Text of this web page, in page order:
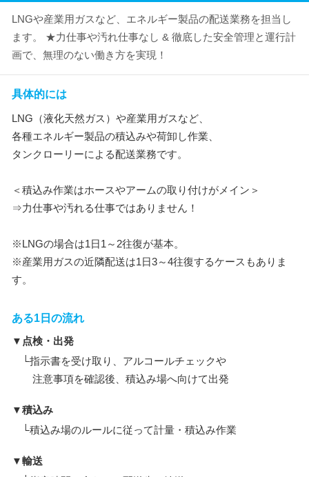
LNGや産業用ガスなど、エネルギー製品の配送業務を担当し
ます。 ★力仕事や汚れ仕事なし & 徹底した安全管理と運行計
画で、無理のない働き方を実現！
具体的には
LNG（液化天然ガス）や産業用ガスなど、
各種エネルギー製品の積込みや荷卸し作業、
タンクローリーによる配送業務です。
＜積込み作業はホースやアームの取り付けがメイン＞
⇒力仕事や汚れる仕事ではありません！
※LNGの場合は1日1～2往復が基本。
※産業用ガスの近隣配送は1日3～4往復するケースもありま
す。
ある1日の流れ
▼点検・出発
└指示書を受け取り、アルコールチェックや
注意事項を確認後、積込み場へ向けて出発
▼積込み
└積込み場のルールに従って計量・積込み作業
▼輸送